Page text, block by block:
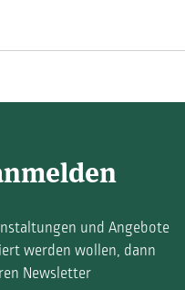
und Angebote
werden wollen, dann
Newsletter